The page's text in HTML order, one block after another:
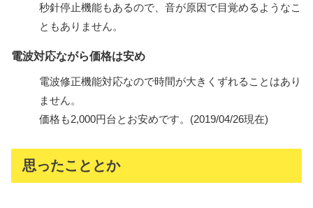
秒針停止機能もあるので、音が原因で目覚めるようなこ
ともありません。
電波対応ながら価格は安め
電波修正機能対応なので時間が大きくずれることはあり
ません。
価格も2,000円台とお安めです。(2019/04/26現在)
思ったこととか